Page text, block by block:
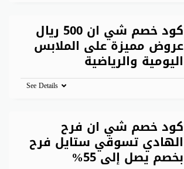
كود خصم شي ان 500 ريال
عروض مميزة على الملابس
اليومية والرياضية
See Details
كود خصم شي ان فرح
الهادي تسوقي ستايل فرح
بخصم يصل إلى 55%